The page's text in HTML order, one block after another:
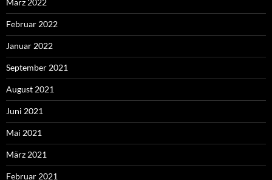
März 2022
Februar 2022
Januar 2022
September 2021
August 2021
Juni 2021
Mai 2021
März 2021
Februar 2021